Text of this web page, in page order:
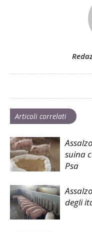
Articoli correlati
suina
Psa
degli